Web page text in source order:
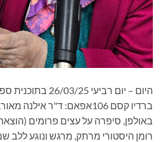
היום – יום רביעי
ברדיו קסם 106אפאם: ד"ר
באולפן, סיפרה על עצים פרומים
רומן היסטורי מרתק, מרגש ונוגע ללב